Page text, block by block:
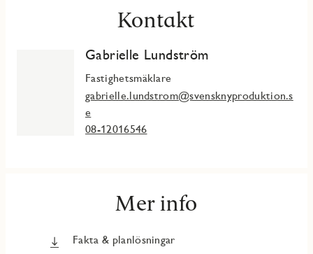
Kontakt
Gabrielle Lundström
Fastighetsmäklare
gabrielle.lundstrom@svensknyproduktion.s
e
08-12016546
Mer info
Fakta & planlösningar